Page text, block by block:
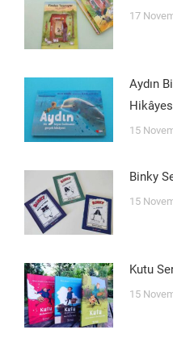
17
Aydın
15
Binky
15
Kutu
15